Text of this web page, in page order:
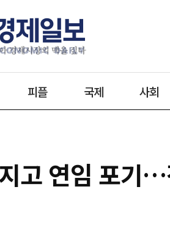
피플 국제 사회
고 연임 포기